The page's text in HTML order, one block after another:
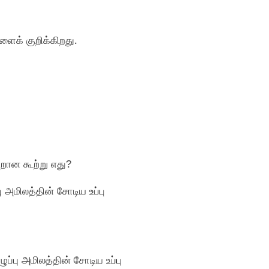
குறிக்கிறது.
கூற்று எது?
சோடிய உப்பு
அமிலத்தின் சோடிய உப்பு